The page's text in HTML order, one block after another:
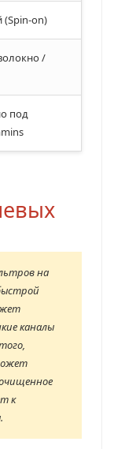
on)
/
под
на
каналы
к